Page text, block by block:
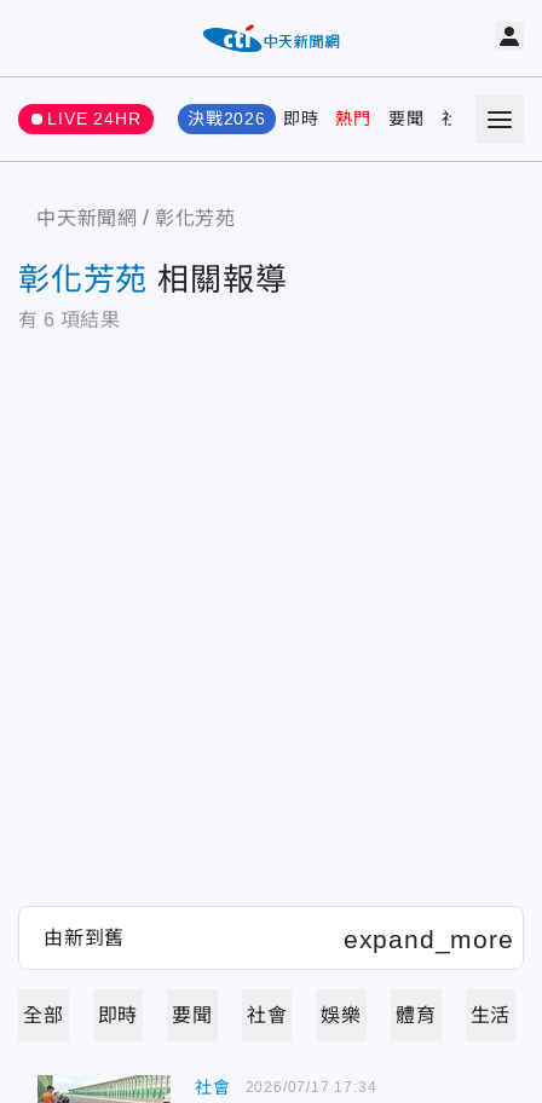
LIVE 24HR 決戰2026 即時 熱門 要聞 社會 娛樂
中天新聞網 彰化芳苑
彰化芳苑 相關報導
有 6 項結果
全部 即時 要聞 社會 娛樂 體育 生活
社會 2026/07/17 17:34